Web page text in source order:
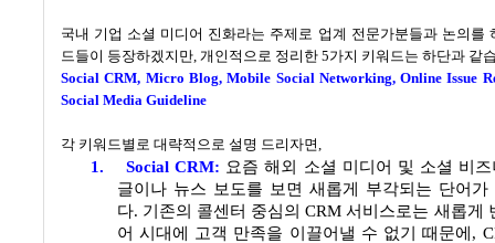
국내 기업 소셜 미디어 진화라는 주제로 업계 전문가분들과 논의를
드들이 등장하겠지만, 개인적으로 정리한 5가지 키워드는 하단과 같
Social CRM, Micro Blog, Mobile Social Networking, Online Issue
Social Media Guideline
각 키워드별로 대략적으로 설명 드리자면
1. Social CRM: 요즘 해외 소셜 미디어 및 소셜 비
글이나 뉴스 보도를 보면 새롭게 부각되는 단어가
다. 기존의 콜센터 중심의 CRM서비스로는 새롭게
어 시대에 고객 만족을 이끌어낼 수 없기 때문에 ,